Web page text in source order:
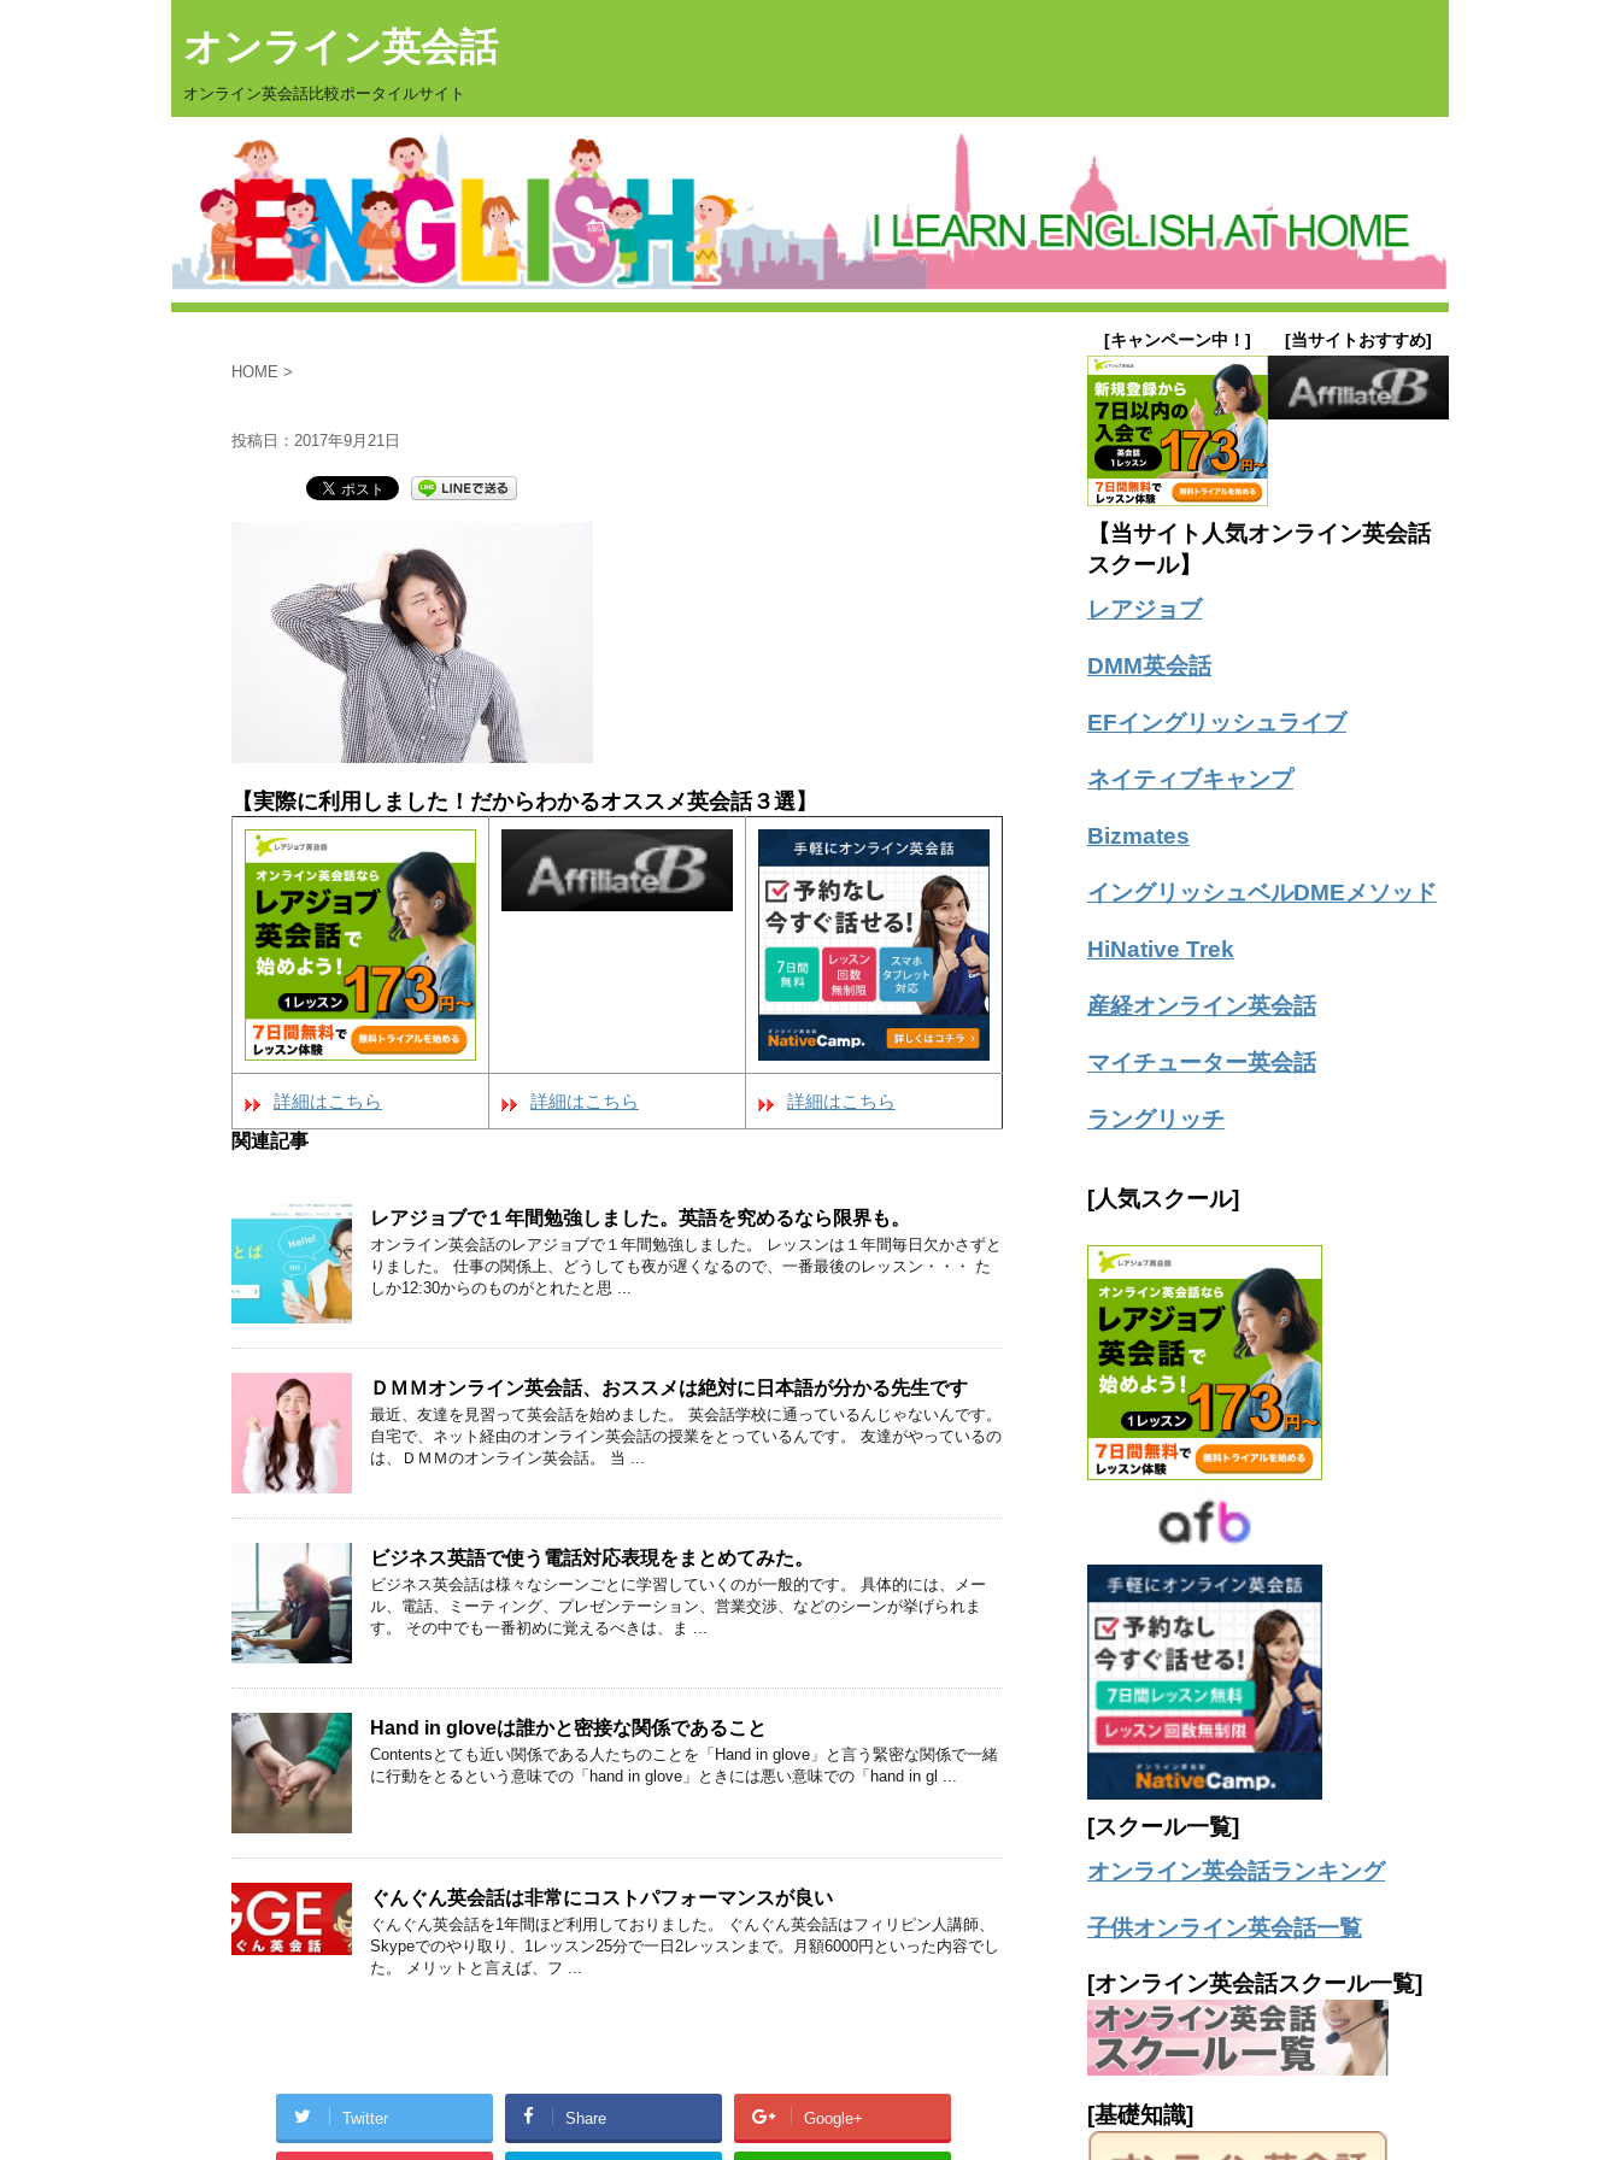
オンライン英会話
オンライン英会話比較ポータイルサイト
HOME >
投稿日： 2017年9月21日
【実際に利用しました！だからわかるオススメ英会話３選】
詳細はこちら 詳細はこちら
詳細はこちら
関連記事
レアジョブで１年間勉強しました。英語を究めるなら限界も。
オンライン英会話のレアジョブで１年間勉強しました。 レッスンは１年間毎日欠かさずと
りました。 仕事の関係上、どうしても夜が遅くなるので、一番最後のレッスン・・・ た
しか12:30からのものがとれたと思 ...
ＤＭＭオンライン英会話、おススメは絶対に日本語が分かる先生です
最近、友達を見習って英会話を始めました。 英会話学校に通っているんじゃないんです。
自宅で、ネット経由のオンライン英会話の授業をとっているんです。 友達がやっているの
は、ＤＭＭのオンライン英会話。 当 ...
ビジネス英語で使う電話対応表現をまとめてみた。
ビジネス英会話は様々なシーンごとに学習していくのが一般的です。 具体的には、メー
ル、電話、ミーティング、プレゼンテーション、営業交渉、などのシーンが挙げられま
す。 その中でも一番初めに覚えるべきは、ま ...
Hand in gloveは誰かと密接な関係であること
Contentsとても近い関係である人たちのことを「Hand in glove」と言う緊密な関係で一緒
に行動をとるという意味での「hand in glove」ときには悪い意味での「hand in gl ...
ぐんぐん英会話は非常にコストパフォーマンスが良い
ぐんぐん英会話を1年間ほど利用しておりました。 ぐんぐん英会話はフィリピン人講師、
Skypeでのやり取り、1レッスン25分で一日2レッスンまで。月額6000円といった内容でし
た。 メリットと言えば、フ ...
Twitter Share Google+
[キャンペーン中！] [当サイトおすすめ]
【当サイト人気オンライン英会話
スクール】
レアジョブ
DMM英会話
EFイングリッシュライブ
ネイティブキャンプ
Bizmates
イングリッシュベルDMEメソッド
HiNative Trek
産経オンライン英会話
マイチューター英会話
ラングリッチ
[人気スクール]
[スクール一覧]
オンライン英会話ランキング
子供オンライン英会話一覧
[オンライン英会話スクール一覧]
[基礎知識]